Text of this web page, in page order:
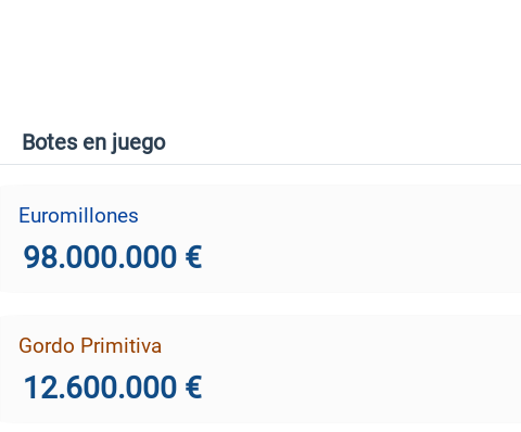
Botes en juego
Euromillones
98.000.000 €
Gordo Primitiva
12.600.000 €